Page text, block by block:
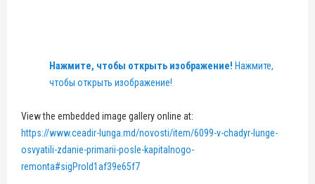
Нажмите, чтобы открыть изображение! Нажмите,
чтобы открыть изображение!
View the embedded image gallery online at:
https://www.ceadir-lunga.md/novosti/item/6099-v-chadyr-lunge-
osvyatili-zdanie-primarii-posle-kapitalnogo-
remonta#sigProId1af39e65f7